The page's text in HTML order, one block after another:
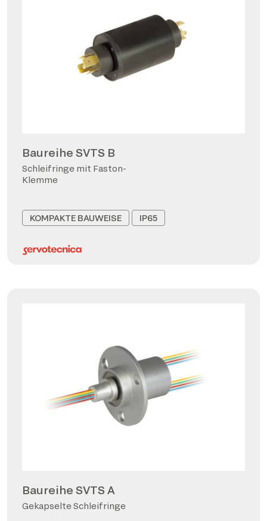
Baureihe SVTS B
Schleifringe mit Faston-
Klemme
KOMPAKTE BAUWEISE IP65
Baureihe SVTS A
Gekapselte Schleifringe